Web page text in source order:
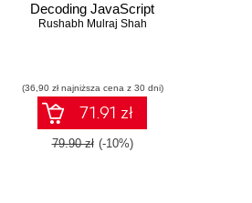
Decoding JavaScript
Rushabh Mulraj Shah
(36,90 zł najniższa cena z 30 dni)
71.91 zł
79.90 zł (-10%)